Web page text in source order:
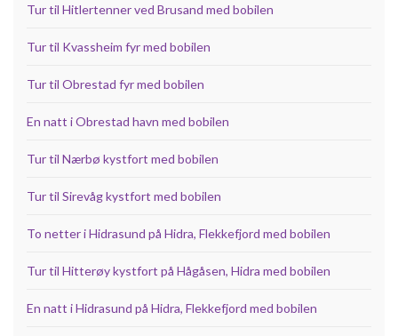
Tur til Hitlertenner ved Brusand med bobilen
Tur til Kvassheim fyr med bobilen
Tur til Obrestad fyr med bobilen
En natt i Obrestad havn med bobilen
Tur til Nærbø kystfort med bobilen
Tur til Sirevåg kystfort med bobilen
To netter i Hidrasund på Hidra, Flekkefjord med bobilen
Tur til Hitterøy kystfort på Hågåsen, Hidra med bobilen
En natt i Hidrasund på Hidra, Flekkefjord med bobilen